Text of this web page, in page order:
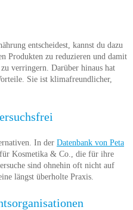
entscheidest, kannst du dazu
Produkten zu reduzieren und damit
verringern. Darüber hinaus hat
Sie ist klimafreundlicher,
In der Datenbank von Peta
Kosmetika & Co., die für ihre
sind ohnehin oft nicht auf
längst überholte Praxis.